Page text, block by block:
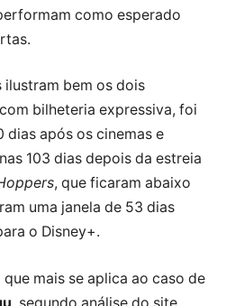
como esperado
ilustram bem os dois
bilheteria expressiva, foi
após os cinemas e
103 dias depois da estreia
, que ficaram abaixo
uma janela de 53 dias
o Disney+.
mais se aplica ao caso de